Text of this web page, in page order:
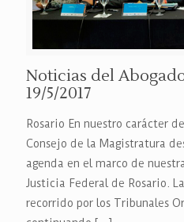
Noticias del
19/5/2017
Rosario En nuestro carácter
Consejo de la Magistratura
agenda en el marco de
Justicia Federal de Rosario.
recorrido por los Tribunales